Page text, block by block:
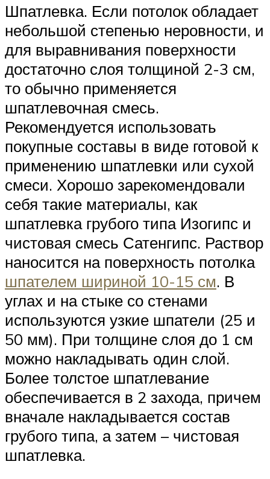
Шпатлевка. Если потолок обладает
небольшой степенью неровности, и
для выравнивания поверхности
достаточно слоя толщиной 2-3 см,
то обычно применяется
шпатлевочная смесь.
Рекомендуется использовать
покупные составы в виде готовой к
применению шпатлевки или сухой
смеси. Хорошо зарекомендовали
себя такие материалы, как
шпатлевка грубого типа Изогипс и
чистовая смесь Сатенгипс. Раствор
наносится на поверхность потолка
шпателем шириной 10-15 см. В
углах и на стыке со стенами
используются узкие шпатели (25 и
50 мм). При толщине слоя до 1 см
можно накладывать один слой.
Более толстое шпатлевание
обеспечивается в 2 захода, причем
вначале накладывается состав
грубого типа, а затем – чистовая
шпатлевка.